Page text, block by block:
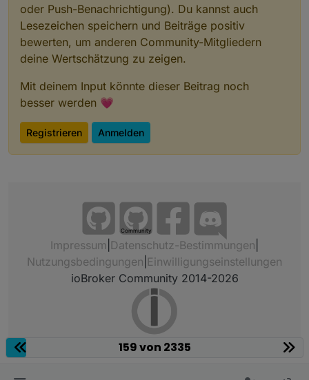
oder Push-Benachrichtigung). Du kannst auch
Lesezeichen speichern und Beiträge positiv
bewerten, um anderen Community-Mitgliedern
deine Wertschätzung zu zeigen.
Mit deinem Input könnte dieser Beitrag noch
besser werden 💗
Registrieren Anmelden
Community
Impressum Datenschutz-Bestimmungen
Nutzungsbedingungen Einwilligungseinstellungen
ioBroker Community 2014-2026
159 von 2335